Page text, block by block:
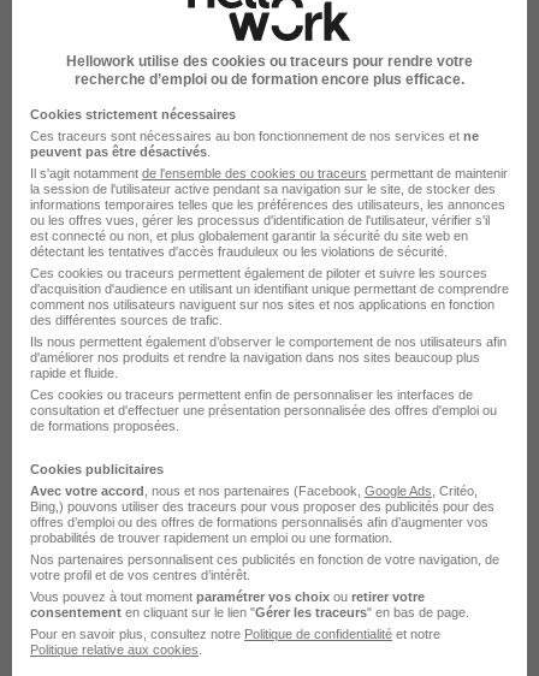
Responsable Méthodes Maintenance
H/F
HARIBO
Uzès - 30 CDI
Voir l’offre
il y a 4 jours
Opérateur de Production H/F
Jubil Intérim
Uzès - 30 Intérim
Hellowork utilise des cookies ou traceurs pour rendre votre
recherche d’emploi ou de formation encore plus efficace.
Cookies strictement nécessaires
Ces traceurs sont nécessaires au bon fonctionnement de nos services et ne
peuvent pas être désactivés
Il s'agit notamment de l'ensemble des cookies ou traceurs permettant de maintenir
la session de l'utilisateur active pendant sa navigation sur le site, de stocker des
informations temporaires telles que les préférences des utilisateurs, les annonces
ou les offres vues, gérer les processus d'identification de l'utilisateur, vérifier s'il
est connecté ou non, et plus globalement garantir la sécurité du site web en
détectant les tentatives d'accès frauduleux ou les violations de sécurité.
Ces cookies ou traceurs permettent également de piloter et suivre les sources
d'acquisition d'audience en utilisant un identifiant unique permettant de comprendre
comment nos utilisateurs naviguent sur nos sites et nos applications en fonction
des différentes sources de trafic.
Ils nous permettent également d’observer le comportement de nos utilisateurs afin
d'améliorer nos produits et rendre la navigation dans nos sites beaucoup plus
rapide et fluide.
Ces cookies ou traceurs permettent enfin de personnaliser les interfaces de
consultation et d'effectuer une présentation personnalisée des offres d'emploi ou
de formations proposées.
Cookies publicitaires
Avec votre accord , nous et nos partenaires (Facebook, Google Ads , Critéo,
Bing,) pouvons utiliser des traceurs pour vous proposer des publicités pour des
offres d’emploi ou des offres de formations personnalisés afin d’augmenter vos
probabilités de trouver rapidement un emploi ou une formation.
Nos partenaires personnalisent ces publicités en fonction de votre navigation, de
votre profil et de vos centres d’intérêt.
Vous pouvez à tout moment paramétrer vos choix ou retirer votre
consentement en cliquant sur le lien "Gérer les traceurs" en bas de page.
Pour en savoir plus, consultez notre Politique de confidentialité et notre
Politique relative aux cookies